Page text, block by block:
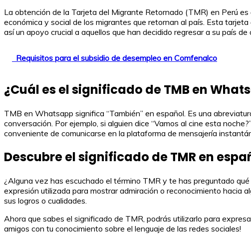
La obtención de la Tarjeta del Migrante Retornado (TMR) en Perú
económica y social de los migrantes que retornan al país. Esta
así un apoyo crucial a aquellos que han decidido regresar a su país de
Requisitos para el subsidio de desempleo en Comfenalco
¿Cuál es el significado de TMB en
TMB en Whatsapp significa “También” en español. Es una
conversación. Por ejemplo, si alguien dice “Vamos al cine esta
conveniente de comunicarse en la plataforma de mensajería
Descubre el significado de TMR en
¿Alguna vez has escuchado el término TMR y te has preguntado
expresión utilizada para mostrar admiración o reconocimiento hacia
sus logros o cualidades.
Ahora que sabes el significado de TMR, podrás utilizarlo para
amigos con tu conocimiento sobre el lenguaje de las redes sociales!